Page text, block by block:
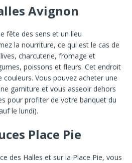
Avignon
fête des sens et un lieu
la nourriture, ce qui est le cas de
charcuterie, fromage et
poissons et fleurs. Cet endroit
Vous pouvez acheter une
garniture et vous asseoir dehors
pour profiter de votre banquet du
le lundi).
Place Pie
des Halles et sur la Place Pie, vous